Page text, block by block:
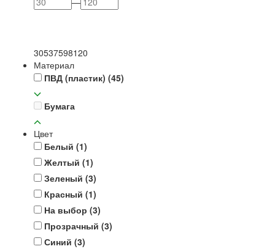
30537598120
Материал
ПВД (пластик) (45)
Бумага
Цвет
Белый (1)
Желтый (1)
Зеленый (3)
Красный (1)
На выбор (3)
Прозрачный (3)
Синий (3)